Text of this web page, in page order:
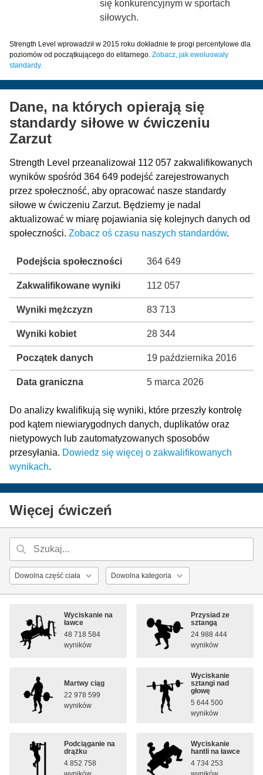
się konkurencyjnym w sportach
siłowych.
Strength Level wprowadził w 2015 roku dokładnie te progi percentylowe dla
poziomów od początkującego do elitarnego. Zobacz, jak ewoluowały
standardy.
Dane, na których opierają się
standardy siłowe w ćwiczeniu
Zarzut
Strength Level przeanalizował 112 057 zakwalifikowanych
wyników spośród 364 649 podejść zarejestrowanych
przez społeczność, aby opracować nasze standardy
siłowe w ćwiczeniu Zarzut. Będziemy je nadal
aktualizować w miarę pojawiania się kolejnych danych od
społeczności. Zobacz oś czasu naszych standardów.
Podejścia społeczności 364 649
Zakwalifikowane wyniki 112 057
Wyniki mężczyzn 83 713
Wyniki kobiet 28 344
Początek danych 19 października 2016
Data graniczna 5 marca 2026
Do analizy kwalifikują się wyniki, które przeszły kontrolę
pod kątem niewiarygodnych danych, duplikatów oraz
nietypowych lub zautomatyzowanych sposobów
przesyłania. Dowiedz się więcej o zakwalifikowanych
wynikach.
Więcej ćwiczeń
Wyciskanie na
ławce
48 718 584
wyników
Przysiad ze
sztangą
24 988 444
wyników
Martwy ciąg
22 978 599
wyników
Wyciskanie
sztangi nad
głowę
5 644 500
wyników
Podciąganie na
drążku
4 852 758
Wyciskanie
hantli na ławce
4 734 253